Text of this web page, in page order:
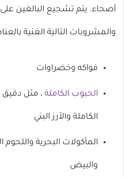
أصحاء. يتم تشجيع البالغين
والمشروبات التالية الغنية
فواكه وخضراوات
الحبوب الكاملة ، مثل دقيق
الكاملة والأرز البني
المأكولات البحرية
والبيض